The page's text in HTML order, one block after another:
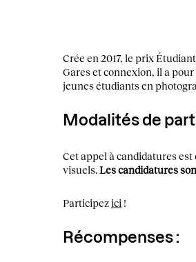
Crée en 2017, le prix
Gares et connexion, il a
jeunes étudiants en
Modalités de
Cet appel à candidatures
visuels.Les candidatures
Participezici !
Récompenses :